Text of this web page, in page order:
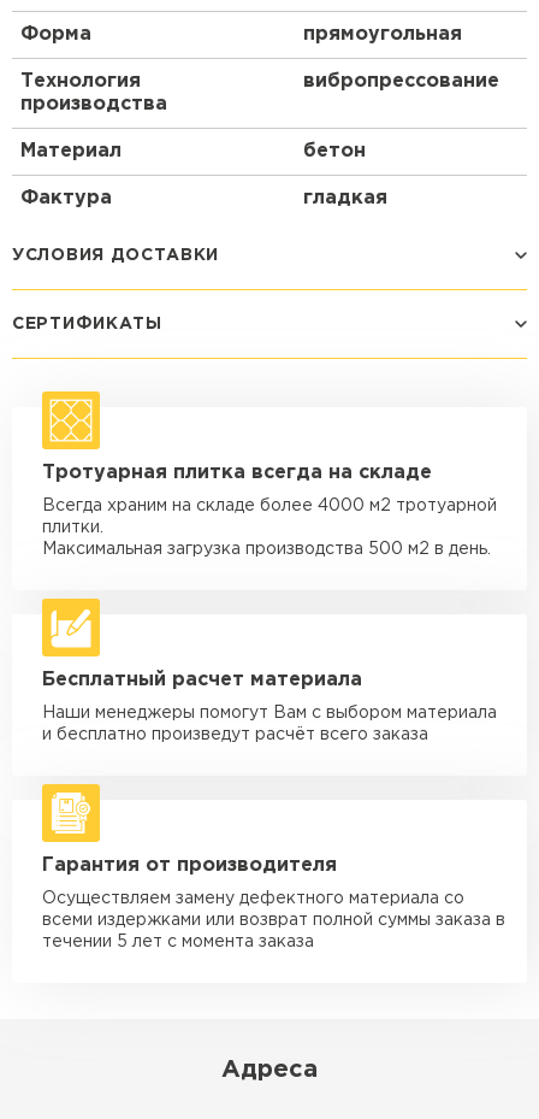
Форма прямоугольная
Технология
производства
вибропрессование
Материал бетон
Фактура гладкая
УСЛОВИЯ ДОСТАВКИ
макс. длина груза 4 м
Машина - 1,5 тн до 20 м3
макс. длина груза 4 м
Машина - 3,5 тн до 30 м3
макс. длина груза 6 м
макс. длина груза 6 м
Машина - 10 тн до 50 м3
макс. длина груза 8 м
Машина - 20 тн до 80 м3
от 5 500 ₽
Манипулятор до 5 тн
макс. длина груза 5 м
Манипулятор до 10 тн
макс. длина груза 10 м
Манипулятор до 15 тн
СЕРТИФИКАТЫ
Тротуарная плитка всегда на складе
Всегда храним на складе более 4000 м2 тротуарной
плитки.
Максимальная загрузка производства 500 м2 в день.
Бесплатный расчет материала
Наши менеджеры помогут Вам с выбором материала
и бесплатно произведут расчёт всего заказа
Гарантия от производителя
Осуществляем замену дефектного материала со
всеми издержками или возврат полной суммы заказа в
течении 5 лет с момента заказа
Адреса